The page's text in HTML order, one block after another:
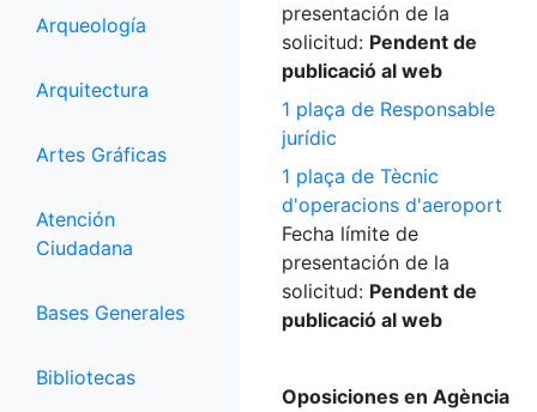
Arqueología
Arquitectura
Artes Gráficas
Atención
Ciudadana
Bases Generales
Bibliotecas
presentación de la
solicitud: Pendent de
publicació al web
1 plaça de Responsable
jurídic
1 plaça de Tècnic
d'operacions d'aeroport
Fecha límite de
presentación de la
solicitud: Pendent de
publicació al web
Oposiciones en Agència